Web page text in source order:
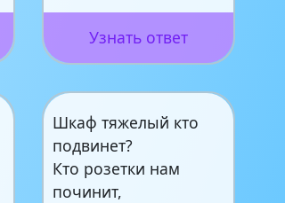
Узнать ответ
Шкаф тяжелый кто
подвинет?
Кто розетки нам
починит,